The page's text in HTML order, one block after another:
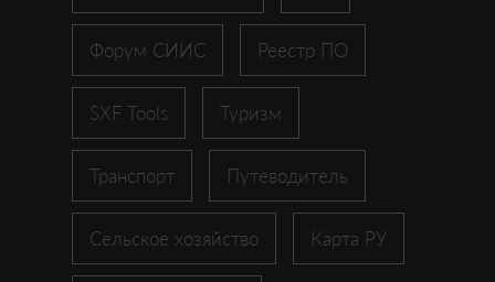
Форум СИИС Реестр ПО
SXF Tools Туризм
Транспорт Путеводитель
Сельское хозяйство Карта РУ